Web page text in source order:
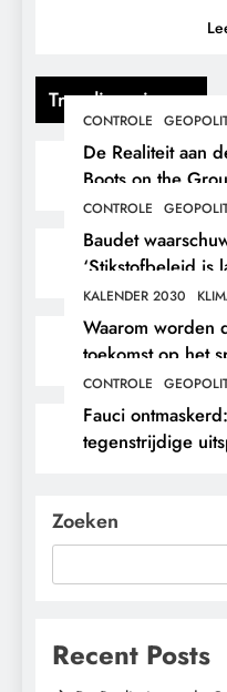
Trending nieuws
CONTROLE
De Realiteit aan
Boots on the
CONTROLE
Baudet
‘Stikstofbeleid is
en immigratie’.
KALENDER 2030
Waarom worden
toekomst op het
buitengesloten?
CONTROLE
Fauci
tegenstrijdige
Zoeken
Recent Posts